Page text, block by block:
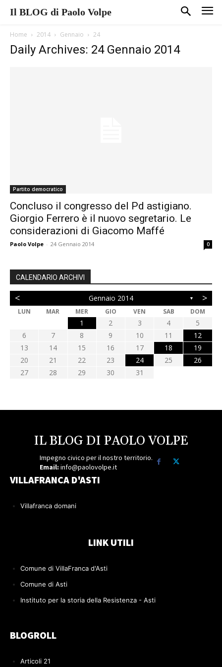
Il BLOG di Paolo Volpe
Home 2014 Gennaio 24
Daily Archives: 24 Gennaio 2014
Partito democratico
Concluso il congresso del Pd astigiano.
Giorgio Ferrero è il nuovo segretario. Le
considerazioni di Giacomo Maffé
Paolo Volpe - 24 Gennaio 2014 0
CALENDARIO ARCHIVI
< Gennaio 2014 ▼ >
LUN MAR MER GIO VEN SAB DOM
1 2 3 4
5
6
7 8 9 10 11
12
13
14 15 16 17 18
19
20
21 22 23 24 25
26
27
28 29 30 31
IL BLOG DI PAOLO VOLPE
Impegno civico per il nostro territorio.
Email: info@paolovolpe.it
VILLAFRANCA D'ASTI
Villafranca domani
LINK UTILI
Comune di VillaFranca d'Asti
Comune di Asti
Instituto per la storia della Resistenza - Asti
BLOGROLL
Articoli 21